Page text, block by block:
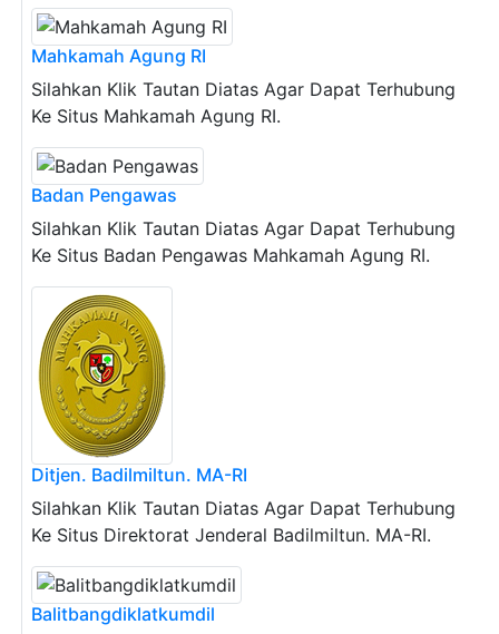
Mahkamah Agung RI
Silahkan Klik Tautan Diatas Agar Dapat Terhubung
Ke Situs Mahkamah Agung RI.
Badan Pengawas
Silahkan Klik Tautan Diatas Agar Dapat Terhubung
Ke Situs Badan Pengawas Mahkamah Agung RI.
Ditjen. Badilmiltun. MA-RI
Silahkan Klik Tautan Diatas Agar Dapat Terhubung
Ke Situs Direktorat Jenderal Badilmiltun. MA-RI.
Balitbangdiklatkumdil